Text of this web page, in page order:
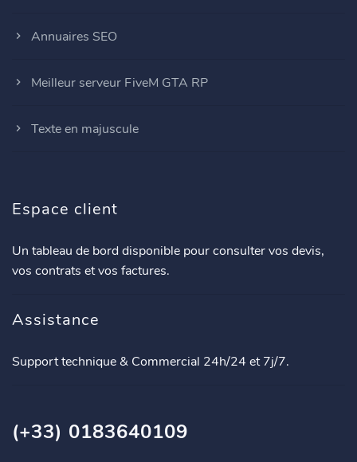
Annuaires SEO
Meilleur serveur FiveM GTA RP
Texte en majuscule
Espace client
Un tableau de bord disponible pour consulter vos devis,
vos contrats et vos factures.
Assistance
Support technique & Commercial 24h/24 et 7j/7.
(+33) 0183640109